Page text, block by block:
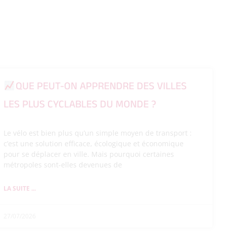
QUE PEUT-ON APPRENDRE DES VILLES
LES PLUS CYCLABLES DU MONDE ?
Le vélo est bien plus qu’un simple moyen de transport :
c’est une solution efficace, écologique et économique
pour se déplacer en ville. Mais pourquoi certaines
métropoles sont-elles devenues de
LA SUITE ...